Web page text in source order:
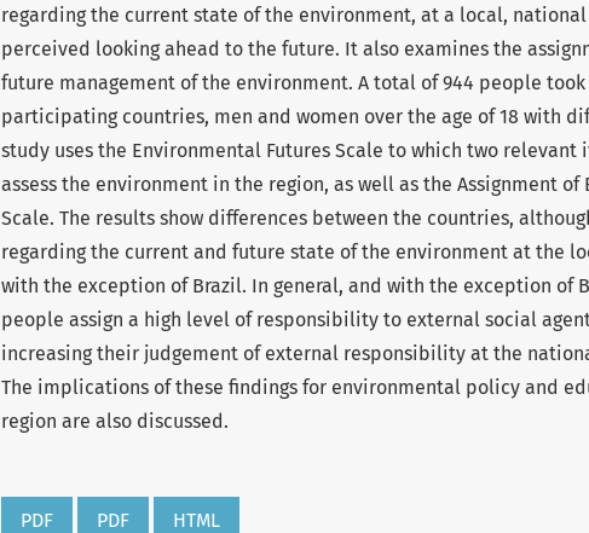
regarding the current state of the environment, at a local,
perceived looking ahead to the future. It also examines the
future management of the environment. A total of 944 people
participating countries, men and women over the age of 18 with
study uses the Environmental Futures Scale to which two
assess the environment in the region, as well as the Assignment
Scale. The results show differences between the countries,
regarding the current and future state of the environment at the
with the exception of Brazil. In general, and with the exception of
people assign a high level of responsibility to external social
increasing their judgement of external responsibility at the
The implications of these findings for environmental policy and
region are also discussed.
PDF PDF HTML